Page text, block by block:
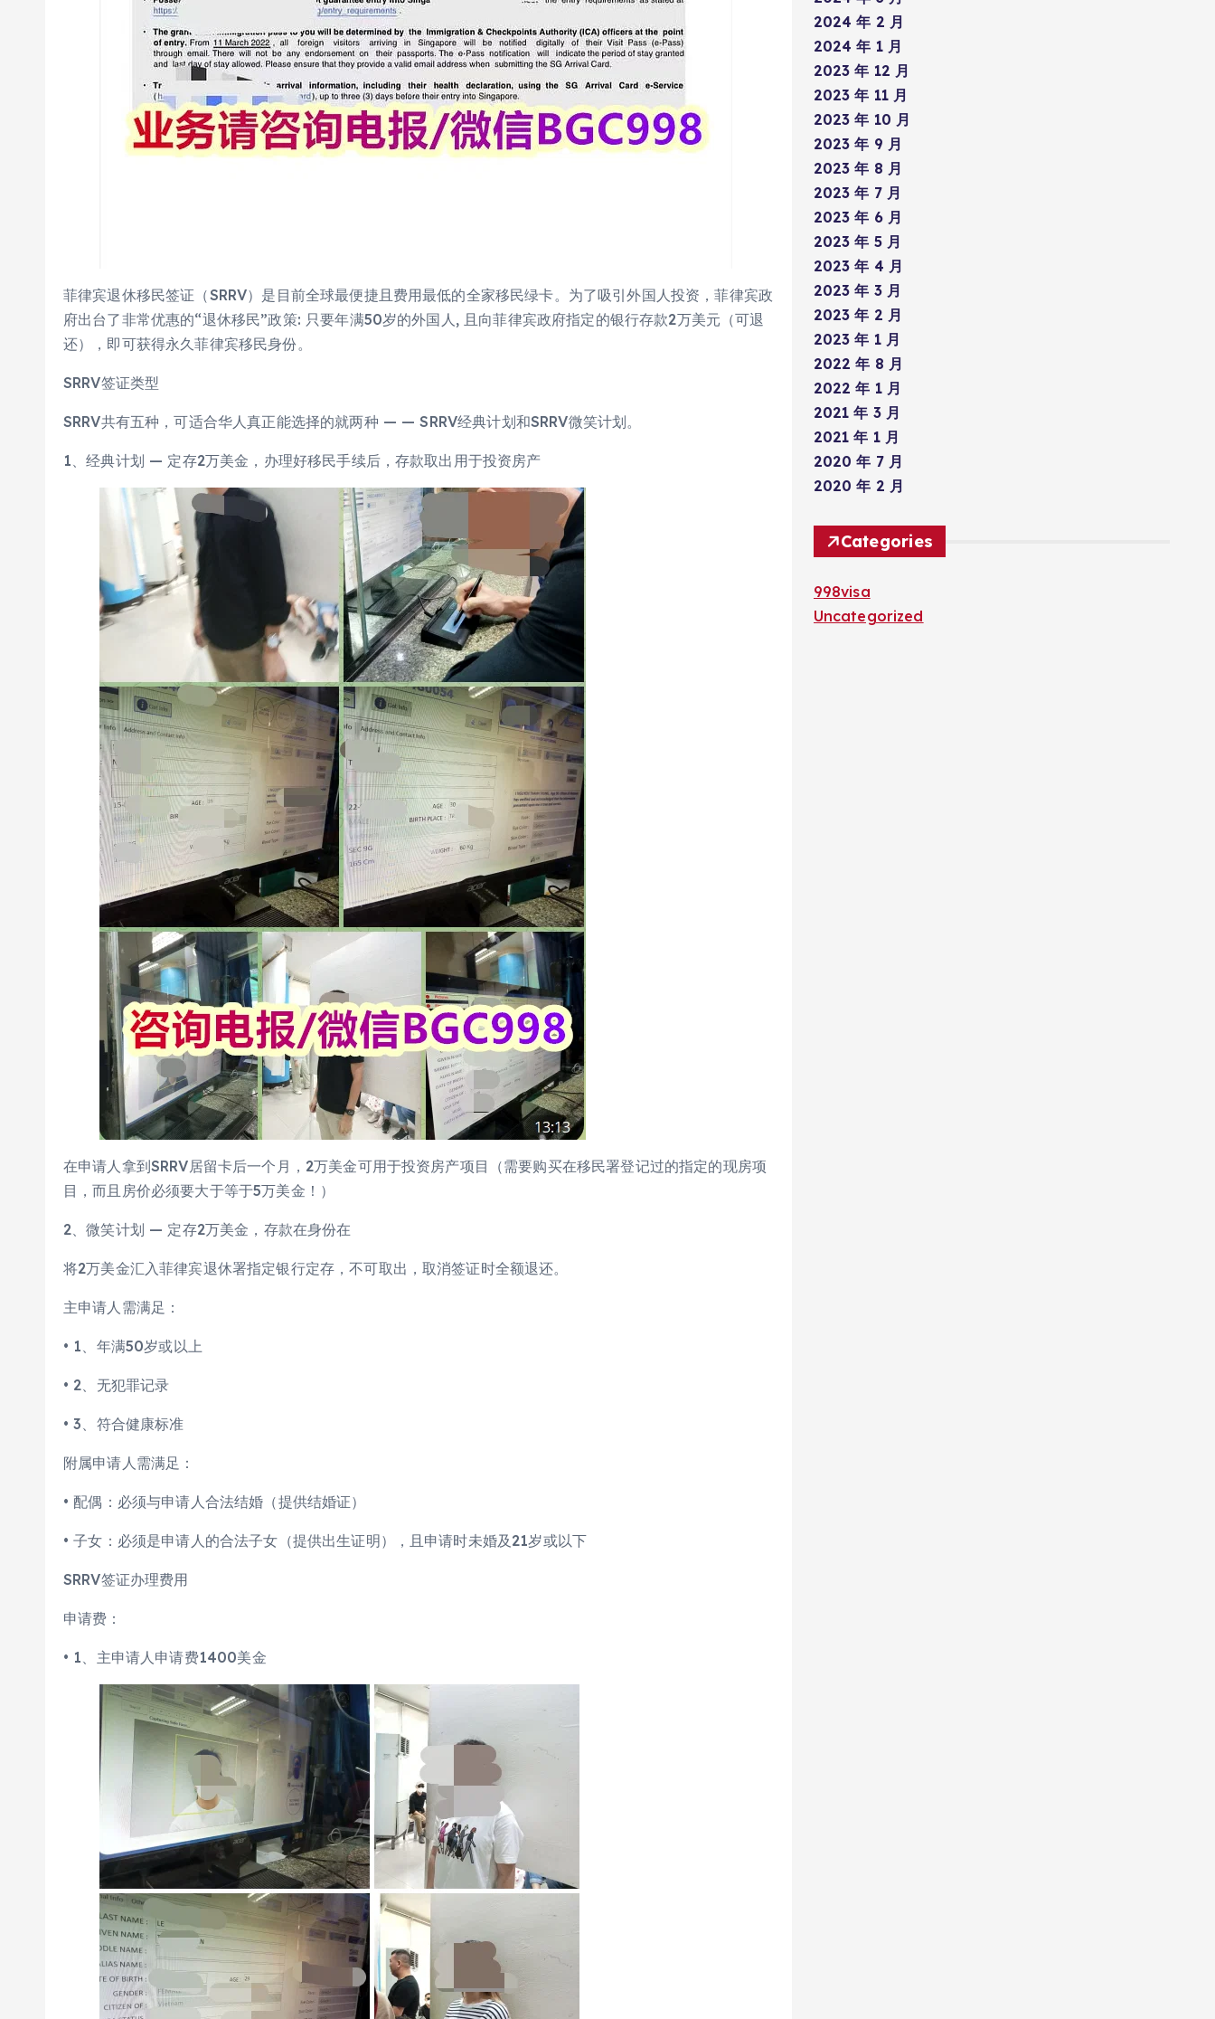
菲律宾退休移民签证（SRRV）是目前全球最便捷且费用最低的全家移民绿卡。为了吸引外国人投资，菲律宾政
府出台了非常优惠的“退休移民”政策: 只要年满50岁的外国人, 且向菲律宾政府指定的银行存款2万美元（可退
还），即可获得永久菲律宾移民身份。
SRRV签证类型
SRRV共有五种，可适合华人真正能选择的就两种 — — SRRV经典计划和SRRV微笑计划。
1、经典计划 — 定存2万美金，办理好移民手续后，存款取出用于投资房产
在申请人拿到SRRV居留卡后一个月，2万美金可用于投资房产项目（需要购买在移民署登记过的指定的现房项
目，而且房价必须要大于等于5万美金！）
2、微笑计划 — 定存2万美金，存款在身份在
将2万美金汇入菲律宾退休署指定银行定存，不可取出，取消签证时全额退还。
主申请人需满足：
• 1、年满50岁或以上
• 2、无犯罪记录
• 3、符合健康标准
附属申请人需满足：
• 配偶：必须与申请人合法结婚（提供结婚证）
• 子女：必须是申请人的合法子女（提供出生证明），且申请时未婚及21岁或以下
SRRV签证办理费用
申请费：
• 1、主申请人申请费1400美金
2024 年 2 月
2024 年 1 月
2023 年 12 月
2023 年 11 月
2023 年 10 月
2023 年 9 月
2023 年 8 月
2023 年 7 月
2023 年 6 月
2023 年 5 月
2023 年 4 月
2023 年 3 月
2023 年 2 月
2023 年 1 月
2022 年 8 月
2022 年 1 月
2021 年 3 月
2021 年 1 月
2020 年 7 月
2020 年 2 月
Categories
998visa
Uncategorized